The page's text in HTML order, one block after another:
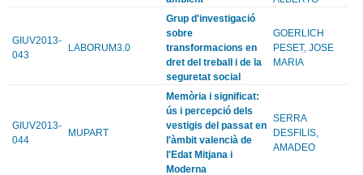
GIUV2013-
043
LABORUM3.0
Grup d'investigació
sobre
transformacions en
dret del treball i de la
seguretat social
GOERLICH
PESET, JOSE
MARIA
GIUV2013-
044
MUPART
Memòria i significat:
ús i percepció dels
vestigis del passat en
l'àmbit valencià de
l'Edat Mitjana i
Moderna
SERRA
DESFILIS,
AMADEO